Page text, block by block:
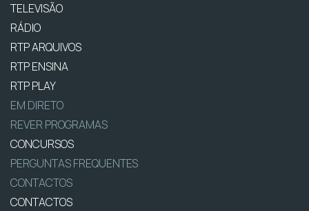
TELEVISÃO
RÁDIO
RTP ARQUIVOS
RTP ENSINA
RTP PLAY
EM DIRETO
REVER PROGRAMAS
CONCURSOS
PERGUNTAS FREQUENTES
CONTACTOS
CONTACTOS